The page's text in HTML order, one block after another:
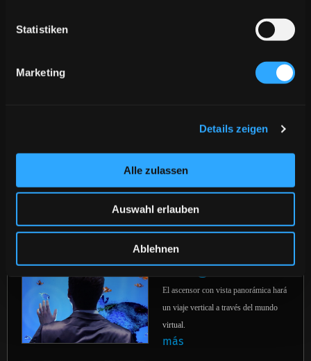
Statistiken
Marketing
Details zeigen
Alle zulassen
Auswahl erlauben
Ablehnen
sorpresa.
›living counter‹
and reception counters.
more
›living elevator‹
El ascensor con vista panorámica hará
un viaje vertical a través del mundo
virtual.
más